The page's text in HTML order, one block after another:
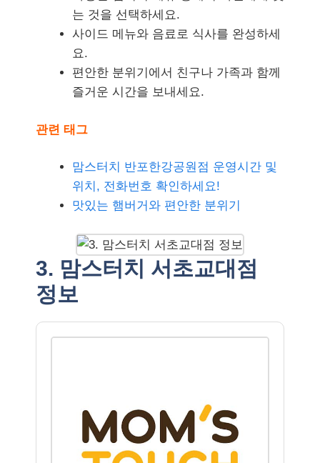
는 것을 선택하세요.
사이드 메뉴와 음료로 식사를 완성하세
요.
편안한 분위기에서 친구나 가족과 함께
즐거운 시간을 보내세요.
관련 태그
맘스터치 반포한강공원점 운영시간 및
위치, 전화번호 확인하세요!
맛있는 햄버거와 편안한 분위기
3. 맘스터치 서초교대점
정보